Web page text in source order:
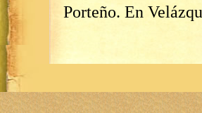
Porteño. En